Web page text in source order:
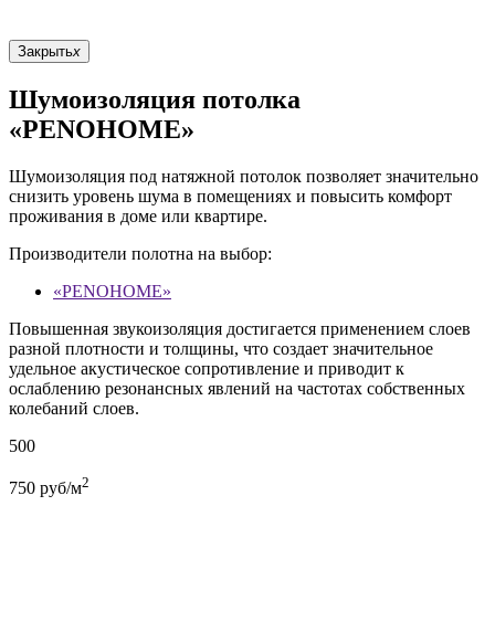
Закрытьx
Шумоизоляция потолка
«PENOHOME»
Шумоизоляция под натяжной потолок позволяет значительно
снизить уровень шума в помещениях и повысить комфорт
проживания в доме или квартире.
Производители полотна на выбор:
«PENOHOME»
Повышенная звукоизоляция достигается применением слоев
разной плотности и толщины, что создает значительное
удельное акустическое сопротивление и приводит к
ослаблению резонансных явлений на частотах собственных
колебаний слоев.
500
750 руб/м2